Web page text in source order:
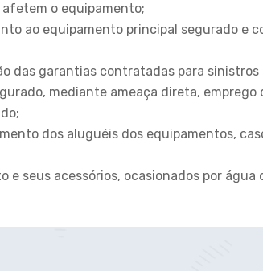
o equipamento;
ao equipamento principal segurado e
das garantias contratadas para
mediante ameaça direta,
dos aluguéis dos equipamentos,
e seus acessórios, ocasionados por